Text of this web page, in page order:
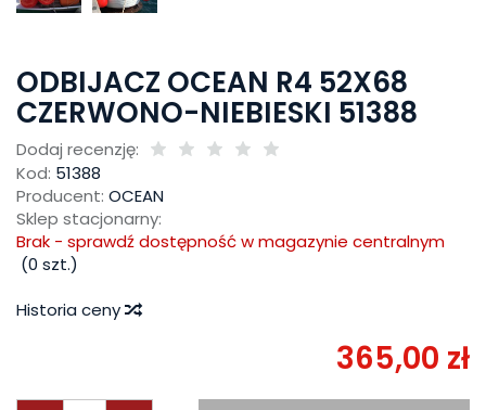
ODBIJACZ OCEAN R4 52X68
CZERWONO-NIEBIESKI 51388
Dodaj recenzję:
Kod: 51388
Producent: OCEAN
Sklep stacjonarny:
Brak - sprawdź dostępność w magazynie centralnym
(0 szt.)
Historia ceny
365,00 zł